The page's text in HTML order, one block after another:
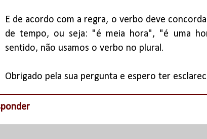
E de acordo com a regra, o verbo deve
de tempo, ou seja: "é meia hora", "é uma
sentido, não usamos o verbo no plural.
Obrigado pela sua pergunta e espero ter